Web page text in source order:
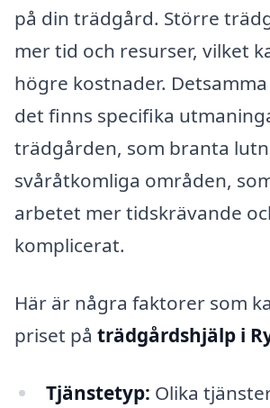
på din trädgård. Större
mer tid och resurser, vilket
högre kostnader.
det finns specifika
trädgården, som branta
svåråtkomliga områden,
arbetet mer tidskrävande
komplicerat.
Här är några faktorer som
priset på trädgårdshjälp i
Tjänstetyp: Olika